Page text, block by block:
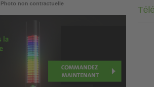
Photo non contractuelle